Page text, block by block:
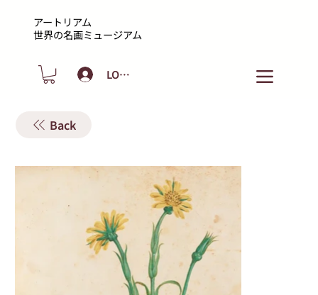
アートリアム
​世界の名画ミュージアム
LOGIN
Back